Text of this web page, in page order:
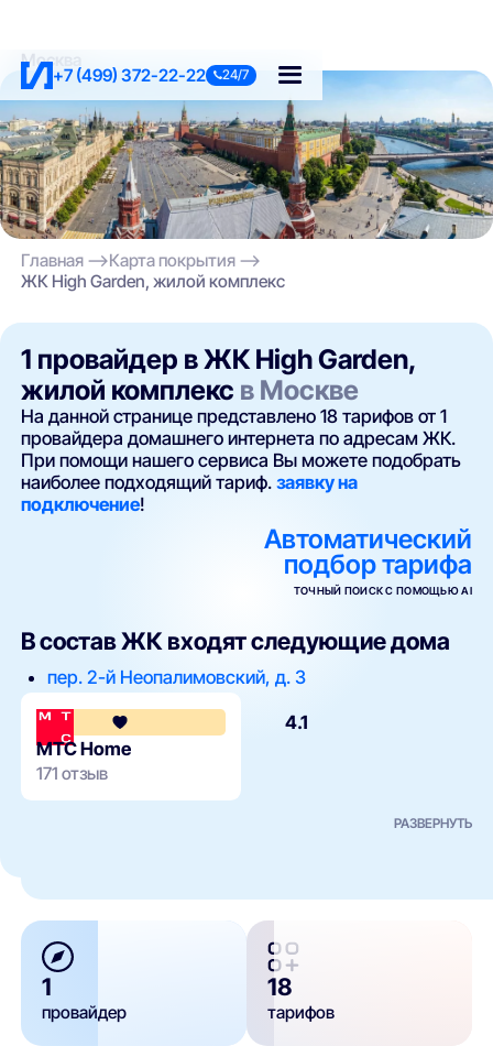
+7 (499) 372-22-22 24/7
Москва
Главная
Карта покрытия
ЖК High Garden, жилой комплекс
1 провайдер в ЖК High Garden,
жилой комплекс в Москве
На данной странице представлено 18 тарифов от 1
провайдера домашнего интернета по адресам ЖК.
При помощи нашего сервиса Вы можете подобрать
наиболее подходящий тариф.заявку на
подключение!
Автоматический
подбор тарифа
ТОЧНЫЙ ПОИСК С ПОМОЩЬЮ AI
В состав ЖК входят следующие дома
пер. 2-й Неопалимовский, д. 3
4.1
МТС Home
171 отзыв
РАЗВЕРНУТЬ
1
провайдер
18
тарифов